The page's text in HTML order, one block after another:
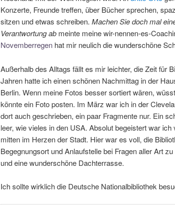
Konzerte, Freunde treffen, über Bücher sprechen,
sitzen und etwas schreiben. Machen Sie doch mal
Verantwortung ab meinte meine wir-nennen-es-
Novemberregen hat mir neulich die wunderschöne
Außerhalb des Alltags fällt es mir leichter, die Zeit für
Jahren hatte ich einen schönen Nachmittag in der
Berlin. Wenn meine Fotos besser sortiert wären,
könnte ein Foto posten. Im März war ich in der
dort auch geschrieben, ein paar Fragmente nur. Ein
leer, wie vieles in den USA. Absolut begeistert war
mitten im Herzen der Stadt. Hier war es voll, die
Begegnungsort und Anlaufstelle bei Fragen aller Art
und eine wunderschöne Dachterrasse.
Ich sollte wirklich die Deutsche Nationalbibliothek